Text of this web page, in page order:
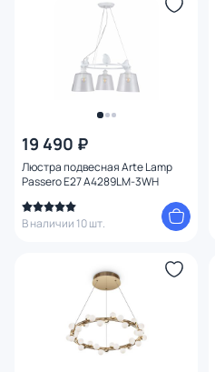
19 490 ₽
Люстра подвесная Arte Lamp
Passero E27 A4289LM-3WH
В наличии 10 шт.
Мощность ламп
Умный дом